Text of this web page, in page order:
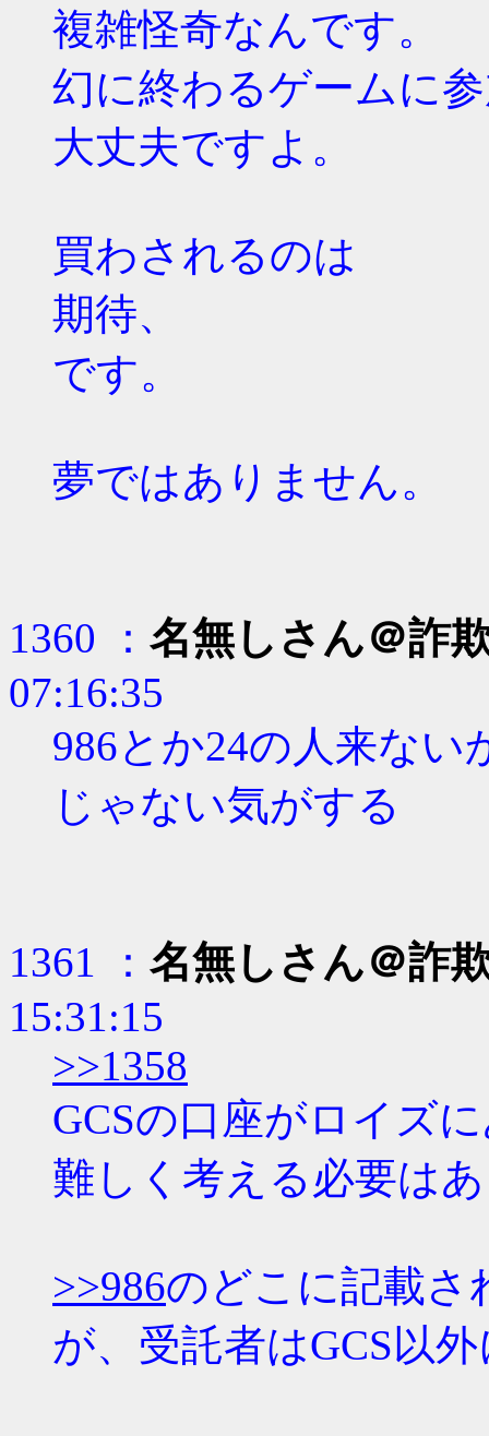
複雑怪奇なんです。
幻に終わるゲームに
大丈夫ですよ。
買わされるのは
期待、
です。
夢ではありません。
1360 ： 名無しさん＠詐
07:16:35
986とか24の人来な
じゃない気がする
1361 ： 名無しさん＠詐
15:31:15
>>1358
GCSの口座がロイズ
難しく考える必要は
>>986のどこに記載さ
が、受託者はGCS以